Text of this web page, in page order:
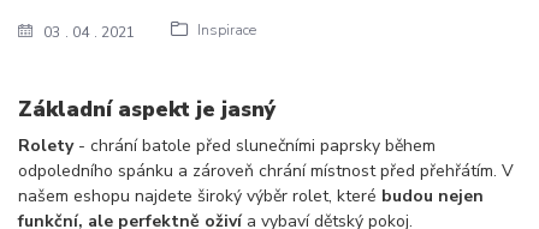
03 04 2021 Inspirace
Základní aspekt je jasný
Rolety- chrání batole před slunečními paprsky během
odpoledního spánku a zároveň chrání místnost před přehřátím. V
našem eshopu najdete široký výběr rolet, které budou nejen
funkční, ale perfektně oživía vybaví dětský pokoj.